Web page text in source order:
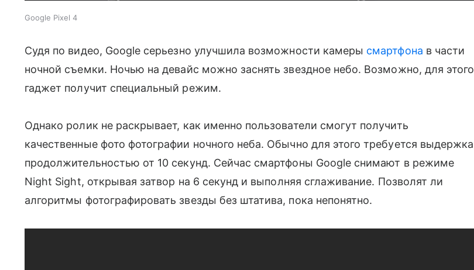
Google Pixel 4
Судя по видео, Google серьезно улучшила возможности камеры смартфона в части
ночной съемки. Ночью на девайс можно заснять звездное небо. Возможно, для этого
гаджет получит специальный режим.
Однако ролик не раскрывает, как именно пользователи смогут получить
качественные фото фотографии ночного неба. Обычно для этого требуется выдержка
продолжительностью от 10 секунд. Сейчас смартфоны Google снимают в режиме
Night Sight, открывая затвор на 6 секунд и выполняя сглаживание. Позволят ли
алгоритмы фотографировать звезды без штатива, пока непонятно.